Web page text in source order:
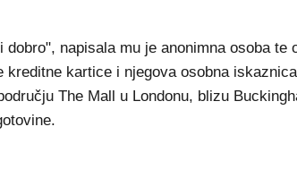
dobro", napisala mu je anonimna osoba
kreditne kartice i njegova osobna
The Mall u Londonu, blizu